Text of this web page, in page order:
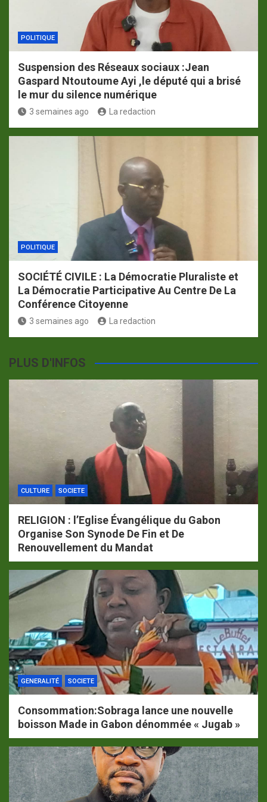
POLITIQUE
Suspension des Réseaux sociaux :Jean
Gaspard Ntoutoume Ayi ,le député qui a brisé
le mur du silence numérique
3 semaines ago La redaction
POLITIQUE
SOCIÉTÉ CIVILE : La Démocratie Pluraliste et
La Démocratie Participative Au Centre De La
Conférence Citoyenne
3 semaines ago La redaction
PLUS D'INFOS
CULTURE SOCIETE
RELIGION : l’Eglise Évangélique du Gabon
Organise Son Synode De Fin et De
Renouvellement du Mandat
GENERALITÉ SOCIETE
Consommation:Sobraga lance une nouvelle
boisson Made in Gabon dénommée « Jugab »